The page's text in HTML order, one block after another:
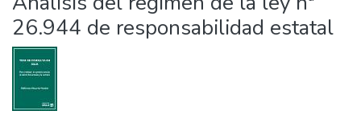
26.944 de responsabilidad estatal